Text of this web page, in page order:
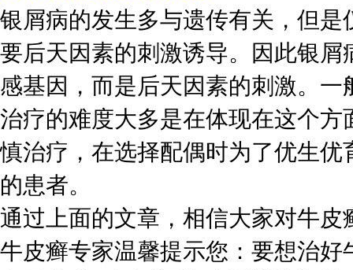
银屑病的发生多与遗传有关，但
要后天因素的刺激诱导。因此银
感基因，而是后天因素的刺激。
治疗的难度大多是在体现在这个
慎治疗，在选择配偶时为了优生
的患者。
通过上面的文章，相信大家对牛
牛皮癣专家温馨提示您：要想治